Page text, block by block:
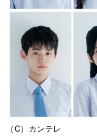
（C）カンテレ